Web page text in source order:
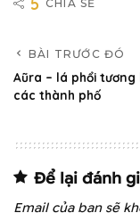
5 CHIA SẺ
BÀI TRƯỚC ĐÓ
Aũra – lá phổi tương
các thành phố
Để lại đánh
Email của bạn sẽ